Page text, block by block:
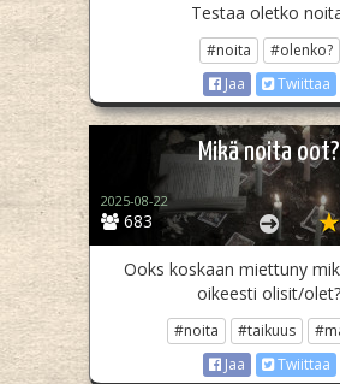
Testaa oletko
#noita
#olenko?
Jaa
Twiittaa
Mikä noita oot?
683
2025-08-22
Ooks koskaan miettuny
oikeesti olisit/olet?
#noita #taikuus
Jaa
Twiittaa